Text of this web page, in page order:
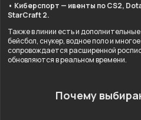
• Киберспорт — ивенты по CS2,
StarCraft 2.
Также в линии есть и
бейсбол, снукер, водное поло и
сопровождается расширенной
обновляются в реальном времени.
Почему